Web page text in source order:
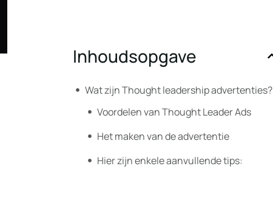
Inhoudsopgave
Wat zijn Thought leadership advertenties?
Voordelen van Thought Leader Ads
Het maken van de advertentie
Hier zijn enkele aanvullende tips: